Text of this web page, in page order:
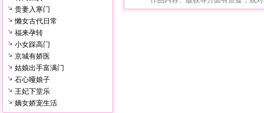
贵妻入寒门
懒女古代日常
福来孕转
小女踩高门
京城有娇医
姑娘出手富满门
石心哑娘子
王妃下堂乐
嫡女娇宠生活